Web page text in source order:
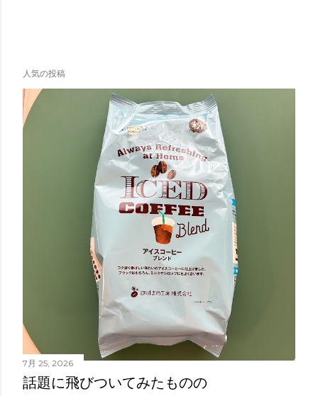
人気の投稿
7月 25, 2026
話題に飛びついてみたものの